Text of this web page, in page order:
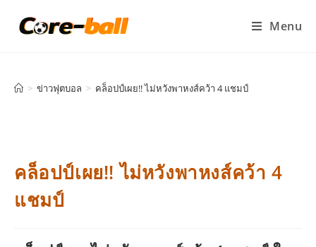
Menu
> ข่าวฟุตบอล > คล็อปป์เผย!! ไม่หวังพาหงส์คว้า 4 แชมป์
คล็อปป์เผย!! ไม่หวังพาหงส์คว้า 4
แชมป์